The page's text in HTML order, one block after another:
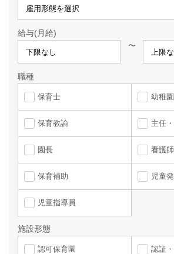
給与(月給)
〜
職種
保育士 幼稚
保育教諭 主任
園長 看護師
保育補助 児童
児童指導員
施設形態
認可保育園 認証